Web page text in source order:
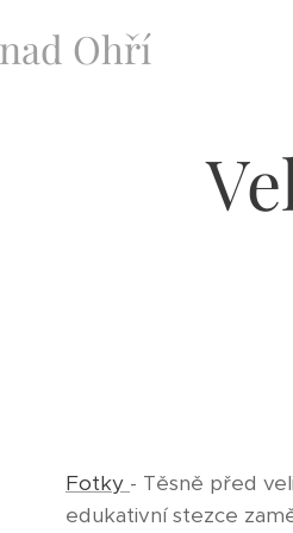
Ohří
Fotky - Těsně před
edukativní stezce